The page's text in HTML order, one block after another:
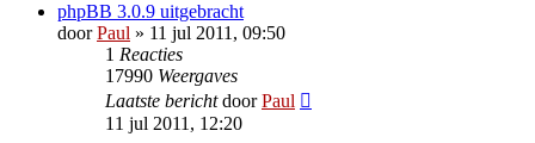
phpBB 3.0.9 uitgebracht
doorPaul » 11 jul 2011, 09:50
1 Reacties
17990 Weergaves
Laatste berichtdoorPaul
11 jul 2011, 12:20